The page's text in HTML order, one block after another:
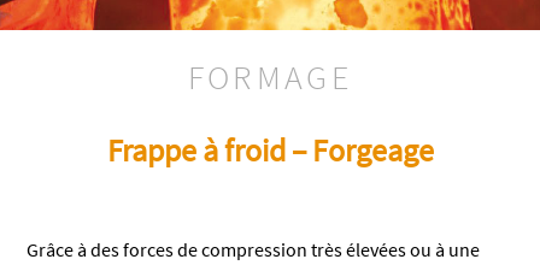
FORMAGE
Frappe à froid – Forgeage
Grâce à des forces de compression très élevées ou à une